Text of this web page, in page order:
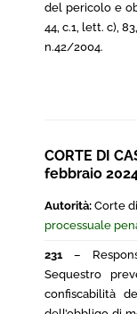
del pericolo e
44, c.1, lett. c),
n.42/2004.
CORTE DI
febbraio
Autorità: Corte di
processuale
231–
Sequestro
confiscabilità